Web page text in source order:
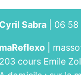
Sabra | 06
|
cours Emile